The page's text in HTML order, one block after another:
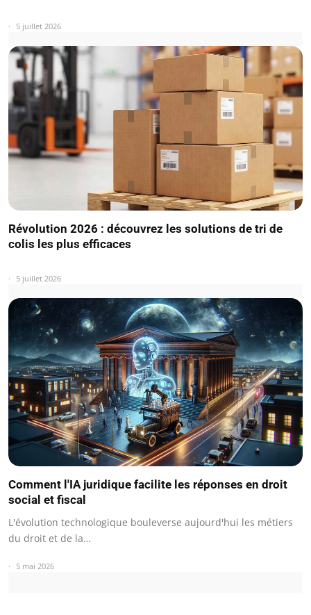
5 juillet 2026
Révolution 2026 : découvrez les solutions de tri de
colis les plus efficaces
5 juillet 2026
Comment l'IA juridique facilite les réponses en droit
social et fiscal
L'évolution technologique bouleverse aujourd'hui les métiers
du droit et de la…
5 mai 2026